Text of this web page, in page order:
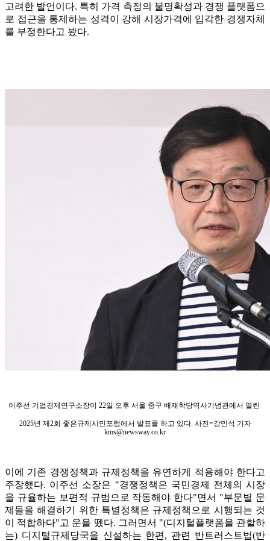
고려한 발언이다. 특히 가격 측정의 불명확성과 경쟁 플랫폼으
로 접근을 통제하는 성격이 강해 시장가격에 입각한 경쟁자체
를 부정한다고 봤다.
이주선 기업경제연구소장이 22일 오후 서울 중구 배재학당역사기념관에서 열린
2025년 제2회 좋은규제시민포럼에서 발표를 하고 있다. 사진=강민석 기자
kms@newsway.co.kr
이에 기존 경쟁정책과 규제정책을 유연하게 적용해야 한다고
주장했다. 이주선 소장은 "경쟁정책은 국민경제 전체의 시장
을 규율하는 보편적 규범으로 작동해야 한다"면서 "부문별 문
제들을 해결하기 위한 특별정책은 규제정책으로 시행되는 것
이 적합하다"고 운을 뗐다. 그러면서 "(디지털플랫폼을 관할하
는) 디지털규제당국을 신설하는 한편, 관련 반트러스트법(반